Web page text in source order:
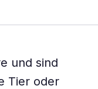
und sind
Tier oder